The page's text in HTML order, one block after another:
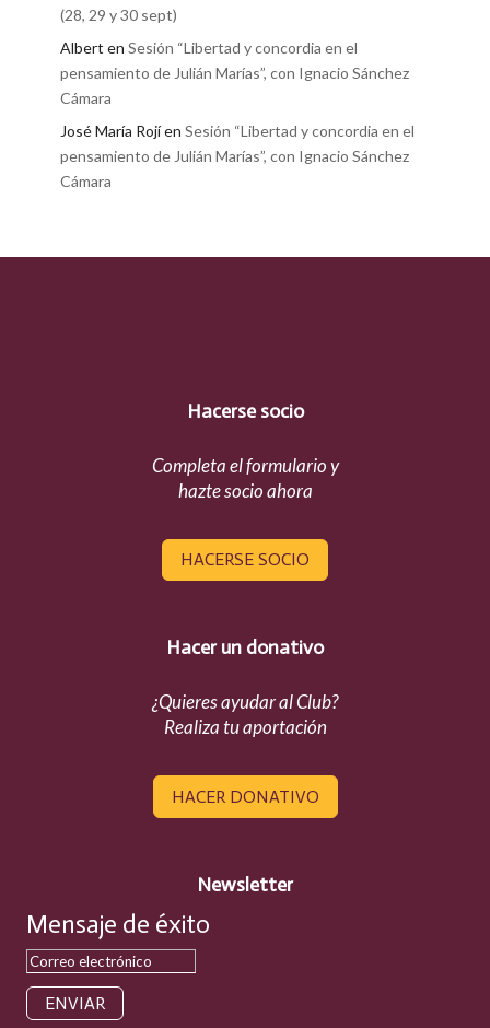
(28, 29 y 30 sept)
Albert en Sesión “Libertad y concordia en el
pensamiento de Julián Marías”, con Ignacio Sánchez
Cámara
José María Rojíen Sesión “Libertad y concordia en el
pensamiento de Julián Marías”, con Ignacio Sánchez
Cámara
Hacerse socio
Completa el formulario y
hazte socio ahora
HACERSE SOCIO
Hacer un donativo
¿Quieres ayudar al Club?
Realiza tu aportación
HACER DONATIVO
Newsletter
Mensaje de éxito
ENVIAR